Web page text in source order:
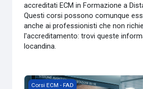
accreditati ECM in Formazione a
Questi corsi possono comunque
anche ai professionisti che non
l'accreditamento: trovi queste
locandina.
Immagine del corso A.I. & Salute:
Corsi ECM - FAD